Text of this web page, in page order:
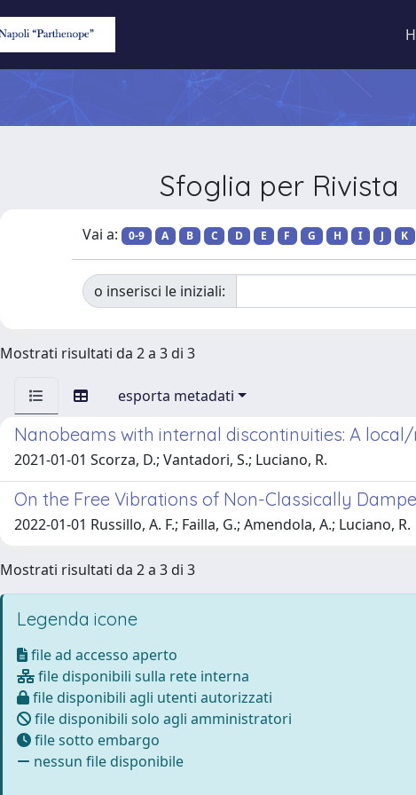
Sfoglia per Rivista
Vai a: 0-9 A B C D E F G H I J K
o inserisci le iniziali:
Mostrati risultati da 2 a 3 di 3
esporta metadati
Nanobeams with internal discontinuities: A
2021-01-01 Scorza, D.; Vantadori, S.; Luciano, R.
On the Free Vibrations of Non-Classically
2022-01-01 Russillo, A. F.; Failla, G.; Amendola, A.; Luciano, R.
Mostrati risultati da 2 a 3 di 3
Legenda icone
file ad accesso aperto
file disponibili sulla rete interna
file disponibili agli utenti autorizzati
file disponibili solo agli amministratori
file sotto embargo
nessun file disponibile